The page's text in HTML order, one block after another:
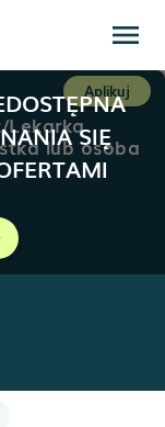
menu
SIĘ
Aplikuj
Lekarka
lub osoba